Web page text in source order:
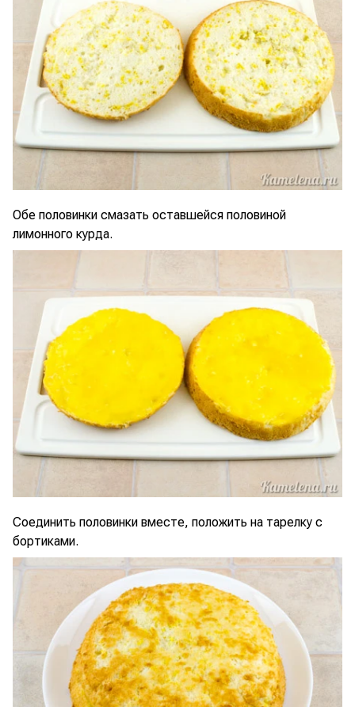
Обе половинки смазать оставшейся половиной
лимонного курда.
Соединить половинки вместе, положить на тарелку с
бортиками.